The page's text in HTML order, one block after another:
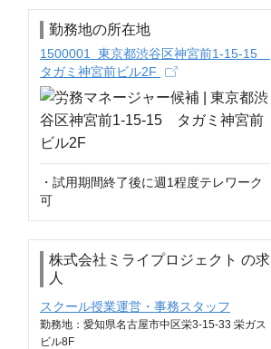
勤務地の所在地
1500001 東京都渋谷区神宮前1-15-15
タガミ神宮前ビル2F
・試用期間終了後に週1程度テレワーク
可
株式会社ミライプロジェクト の求
人
スクール授業運営・事務スタッフ
勤務地：愛知県名古屋市中区栄3-15-33 栄ガス
ビル8F